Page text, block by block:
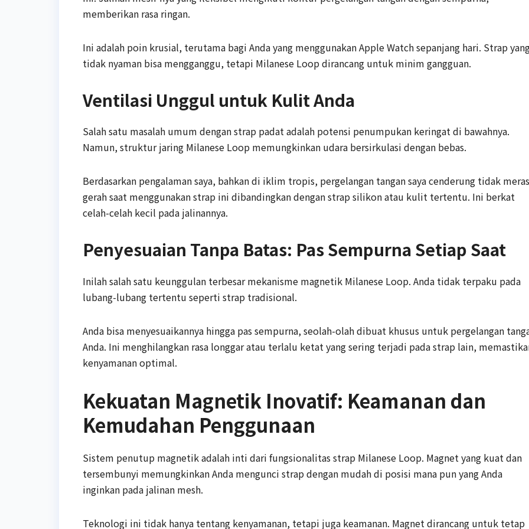
memberikan rasa ringan.
Ini adalah poin krusial, terutama bagi Anda yang menggunakan Apple Watch sepanjang hari. Strap
tidak nyaman bisa mengganggu, tetapi Milanese Loop dirancang untuk minim gangguan.
Ventilasi Unggul untuk Kulit Anda
Salah satu masalah umum dengan strap padat adalah potensi penumpukan keringat di bawahnya.
Namun, struktur jaring Milanese Loop memungkinkan udara bersirkulasi dengan bebas.
Berdasarkan pengalaman saya, bahkan di iklim tropis, pergelangan tangan saya cenderung tidak
gerah saat menggunakan strap ini dibandingkan dengan strap silikon atau kulit tertentu. Ini berkat
celah-celah kecil pada jalinannya.
Penyesuaian Tanpa Batas: Pas Sempurna Setiap Saat
Inilah salah satu keunggulan terbesar mekanisme magnetik Milanese Loop. Anda tidak terpaku pada
lubang-lubang tertentu seperti strap tradisional.
Anda bisa menyesuaikannya hingga pas sempurna, seolah-olah dibuat khusus untuk pergelangan
Anda. Ini menghilangkan rasa longgar atau terlalu ketat yang sering terjadi pada strap lain,
kenyamanan optimal.
Kekuatan Magnetik Inovatif: Keamanan dan
Kemudahan Penggunaan
Sistem penutup magnetik adalah inti dari fungsionalitas strap Milanese Loop. Magnet yang kuat dan
tersembunyi memungkinkan Anda mengunci strap dengan mudah di posisi mana pun yang Anda
inginkan pada jalinan mesh.
Teknologi ini tidak hanya tentang kenyamanan, tetapi juga keamanan. Magnet dirancang untuk tetap